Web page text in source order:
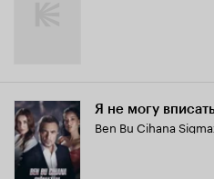
Я не могу
Ben Bu Cihana